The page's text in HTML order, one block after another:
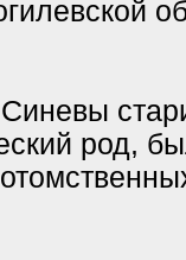
Синевы
род,